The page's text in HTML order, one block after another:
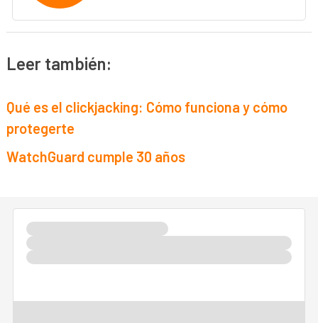
Leer también:
Qué es el clickjacking: Cómo funciona y cómo
protegerte
WatchGuard cumple 30 años